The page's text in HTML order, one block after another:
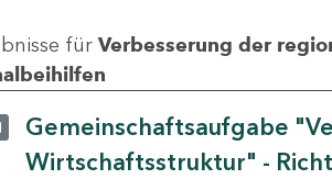
für Verbesserung der
Gemeinschaftsaufgabe
Wirtschaftsstruktur" -